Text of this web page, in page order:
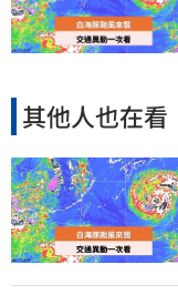
其他人也在看